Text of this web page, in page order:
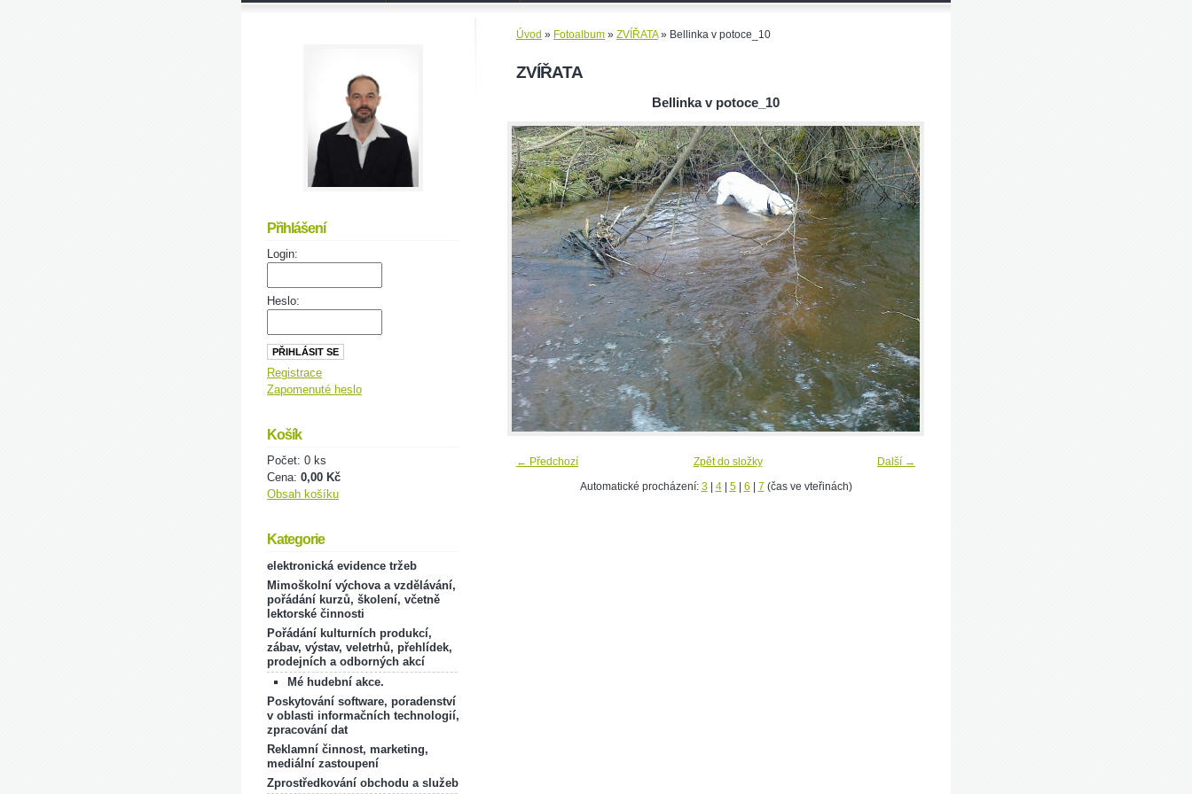
Úvod » Fotoalbum » ZVÍŘATA» Bellinka v potoce_10
ZVÍŘATA
Bellinka v potoce_10
← Předchozí Další →
Zpět do složky
Automatické procházení: 3| 4| 5| 6 7 (čas ve vteřinách)
Přihlášení
Login:
Heslo:
Registrace
Zapomenuté heslo
Košík
Počet: 0 ks
Cena: 0,00 Kč
Obsah košíku
Kategorie
elektronická evidence tržeb
Mimoškolní výchova a vzdělávání,
pořádání kurzů, školení, včetně
lektorské činnosti
Pořádání kulturních produkcí,
zábav, výstav, veletrhů, přehlídek,
prodejních a odborných akcí
Mé hudební akce.
Poskytování software, poradenství
v oblasti informačních technologií,
zpracování dat
Reklamní činnost, marketing,
mediální zastoupení
Zprostředkování obchodu a služeb